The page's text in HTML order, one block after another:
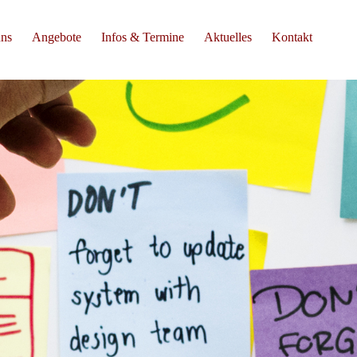
Angebote Infos & Termine Aktuelles Kontakt